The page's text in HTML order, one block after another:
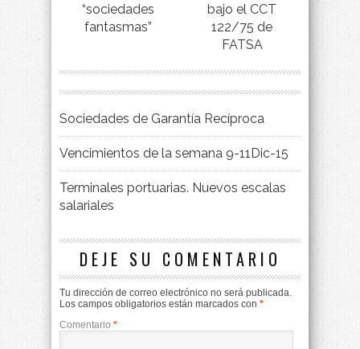
“sociedades
fantasmas”
bajo el CCT
122/75 de
FATSA
Sociedades de Garantía Recíproca
Vencimientos de la semana 9-11Dic-15
Terminales portuarias. Nuevos escalas
salariales
DEJE SU COMENTARIO
Tu dirección de correo electrónico no será publicada.
Los campos obligatorios están marcados con *
Comentario *